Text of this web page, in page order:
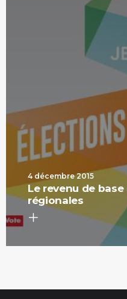
4 décembre 2015
Le revenu de
régionales